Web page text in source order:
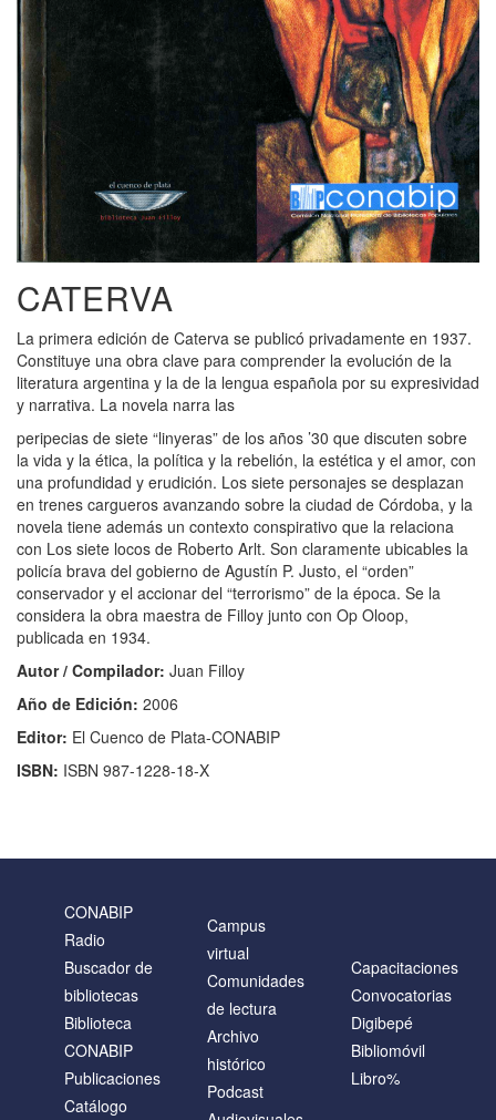
CATERVA
La primera edición de Caterva se publicó privadamente en 1937.
Constituye una obra clave para comprender la evolución de la
literatura argentina y la de la lengua española por su expresividad
y narrativa. La novela narra las
peripecias de siete “linyeras” de los años ’30 que discuten sobre
la vida y la ética, la política y la rebelión, la estética y el amor, con
una profundidad y erudición. Los siete personajes se desplazan
en trenes cargueros avanzando sobre la ciudad de Córdoba, y la
novela tiene además un contexto conspirativo que la relaciona
con Los siete locos de Roberto Arlt. Son claramente ubicables la
policía brava del gobierno de Agustín P. Justo, el “orden”
conservador y el accionar del “terrorismo” de la época. Se la
considera la obra maestra de Filloy junto con Op Oloop,
publicada en 1934.
Autor / Compilador: Juan Filloy
Año de Edición: 2006
Editor: El Cuenco de Plata-CONABIP
ISBN: ISBN 987-1228-18-X
CONABIP
Radio
Buscador de
bibliotecas
Biblioteca
CONABIP
Publicaciones
Catálogo
Campus
virtual
Comunidades
de lectura
Archivo
histórico
Podcast
Capacitaciones
Convocatorias
Digibepé
Bibliomóvil
Libro%